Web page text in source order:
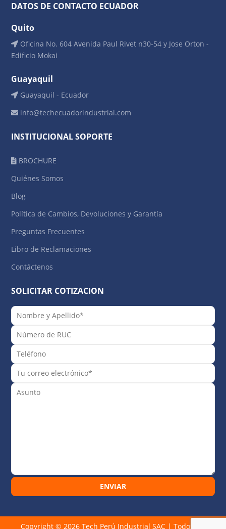
DATOS DE CONTACTO ECUADOR
Quito
Oficina No. 604 Avenida Paul Rivet n30-54 y Jose Orton -
Edificio Mokai
Guayaquil
Guayaquil - Ecuador
info@techecuadorindustrial.com
INSTITUCIONAL SOPORTE
BROCHURE
Quiénes Somos
Blog
Política de Cambios, Devoluciones y Garantía
Preguntas Frecuentes
Libro de Reclamaciones
Contáctenos
SOLICITAR COTIZACION
Copyright © 2026 Tech Perú Industrial SAC | Todos los